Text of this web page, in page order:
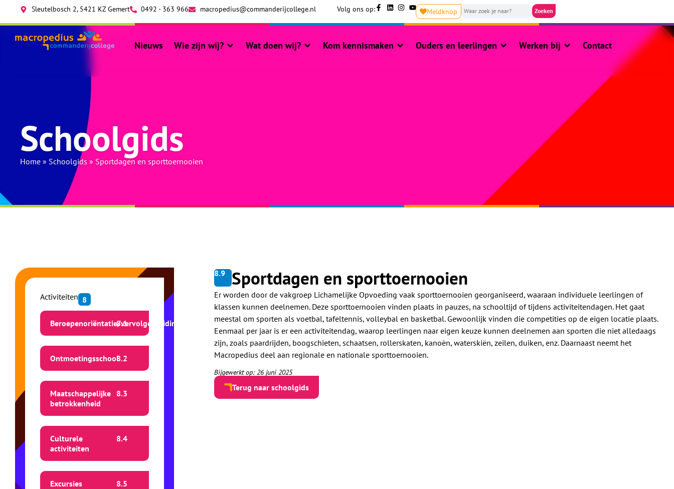
Sleutelbosch 2, 5421 KZ Gemert 0492 - 363 966 macropedius@commanderijcollege.nl Volg ons op: Meldknop
Nieuws Wie zijn wij? Wat doen wij? Kom kennismaken Ouders en leerlingen Werken bij Contact
Schoolgids
Home » Schoolgids » Sportdagen en sporttoernooien
Activiteiten 8
Beroepenoriëntatie/vervolgopleiding
8.1
Ontmoetingsschool8.2
Maatschappelijke
betrokkenheid
8.3
Culturele
activiteiten
8.4
Excursies 8.5
8.9 Sportdagen en sporttoernooien
Er worden door de vakgroep Lichamelijke Opvoeding vaak sporttoernooien georganiseerd, waaraan individuele leerlingen of
klassen kunnen deelnemen. Deze sporttoernooien vinden plaats in pauzes, na schooltijd of tijdens activiteitendagen. Het gaat
meestal om sporten als voetbal, tafeltennis, volleybal en basketbal. Gewoonlijk vinden die competities op de eigen locatie plaats.
Eenmaal per jaar is er een activiteitendag, waarop leerlingen naar eigen keuze kunnen deelnemen aan sporten die niet alledaags
zijn, zoals paardrijden, boogschieten, schaatsen, rollerskaten, kanoën, waterskiën, zeilen, duiken, enz. Daarnaast neemt het
Macropedius deel aan regionale en nationale sporttoernooien.
Bijgewerkt op: 26 juni 2025
Terug naar schoolgids